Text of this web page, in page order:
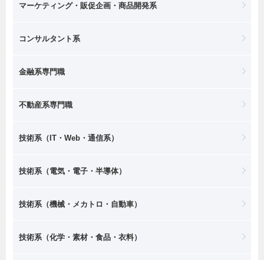
マーケティング・販促企画・商品開発系
コンサルタント系
金融系専門職
不動産系専門職
技術系（IT・Web・通信系）
技術系（電気・電子・半導体）
技術系（機械・メカトロ・自動車）
技術系（化学・素材・食品・衣料）